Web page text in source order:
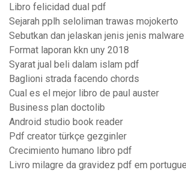
Libro felicidad dual pdf
Sejarah pplh seloliman trawas mojokerto
Sebutkan dan jelaskan jenis jenis malware
Format laporan kkn uny 2018
Syarat jual beli dalam islam pdf
Baglioni strada facendo chords
Cual es el mejor libro de paul auster
Business plan doctolib
Android studio book reader
Pdf creator türkçe gezginler
Crecimiento humano libro pdf
Livro milagre da gravidez pdf em